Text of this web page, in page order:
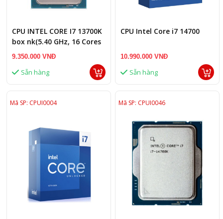
CPU INTEL CORE I7 13700K
box nk(5.40 GHz, 16 Cores
24 Threads, LGA 1700)
9.350.000 VNĐ
Sẵn hàng
CPU Intel Core i7 14700
10.990.000 VNĐ
Sẵn hàng
Mã SP: CPUI0004 Mã SP: CPUI0046